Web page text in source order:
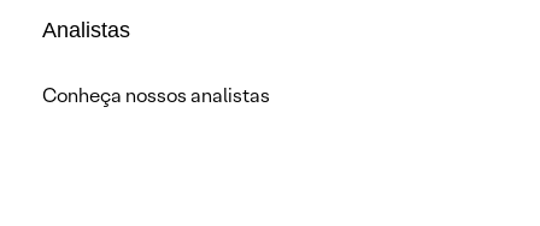
Analistas
Conheça nossos analistas